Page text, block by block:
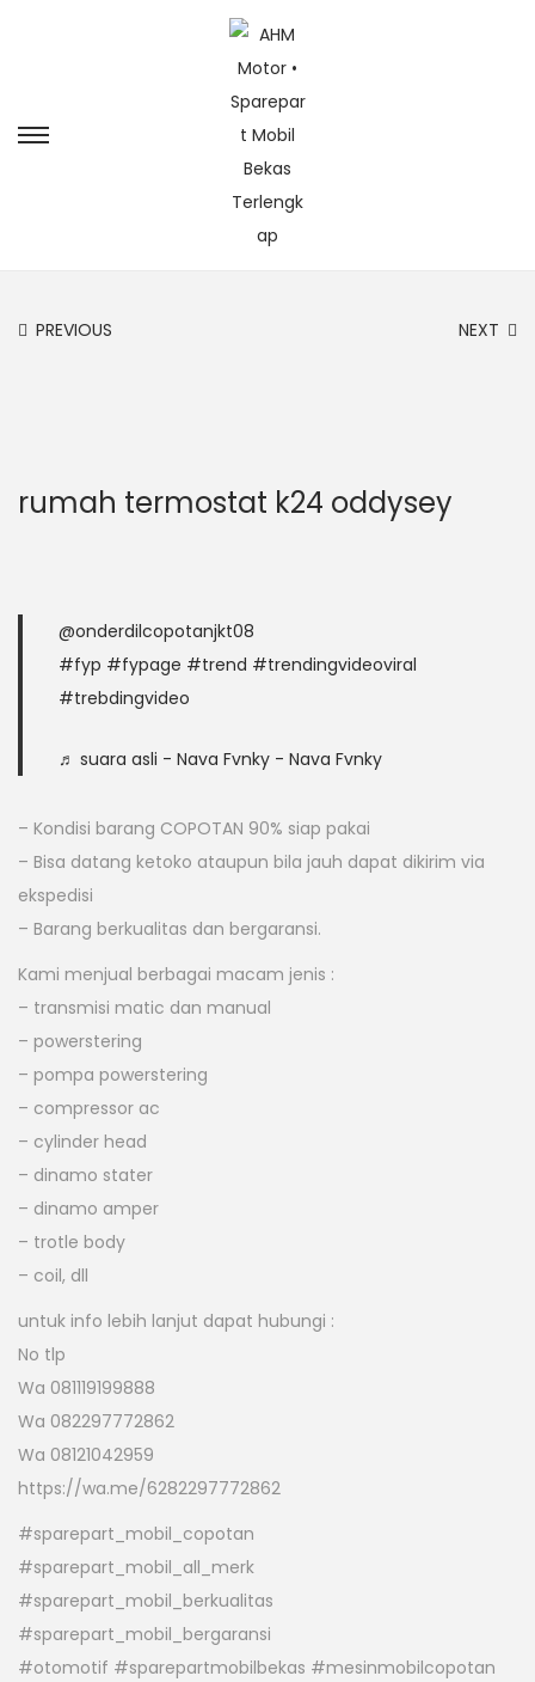
PREVIOUS NEXT
rumah termostat k24 oddysey
@onderdilcopotanjkt08
#fyp #fypage #trend #trendingvideoviral
#trebdingvideo
♬ suara asli - Nava Fvnky - Nava Fvnky
– Kondisi barang COPOTAN 90% siap pakai
– Bisa datang ketoko ataupun bila jauh dapat dikirim via
ekspedisi
– Barang berkualitas dan bergaransi.
Kami menjual berbagai macam jenis :
– transmisi matic dan manual
– powerstering
– pompa powerstering
– compressor ac
– cylinder head
– dinamo stater
– dinamo amper
– trotle body
– coil, dll
untuk info lebih lanjut dapat hubungi :
No tlp
Wa 081119199888
Wa 082297772862
Wa 08121042959
https://wa.me/6282297772862
#sparepart_mobil_copotan
#sparepart_mobil_all_merk
#sparepart_mobil_berkualitas
#sparepart_mobil_bergaransi
#otomotif #sparepartmobilbekas #mesinmobilcopotan